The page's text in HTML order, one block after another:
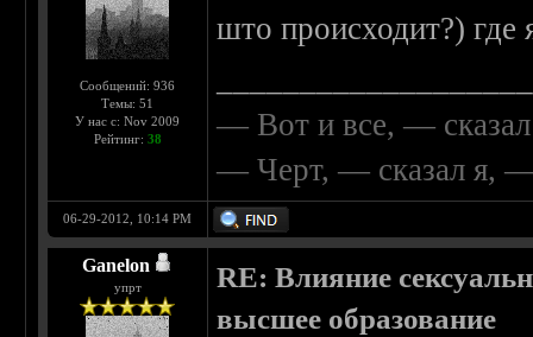
Сообщений: 936
Темы: 51
У нас с: Nov 2009
Рейтинг: 38
што происходит?) где
— Вот и все, —
— Черт, — сказал я, —
06-29-2012, 10:14 PM
Ganelon
упрт
RE: Влияние
высшее образование